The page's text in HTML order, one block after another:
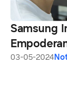
Samsung
bajo el
03-05-2024